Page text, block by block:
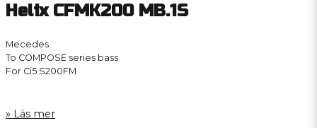
Helix CFMK200 MB.1S
Mecedes
To COMPOSE series bass
For Ci5 S200FM
Läs mer